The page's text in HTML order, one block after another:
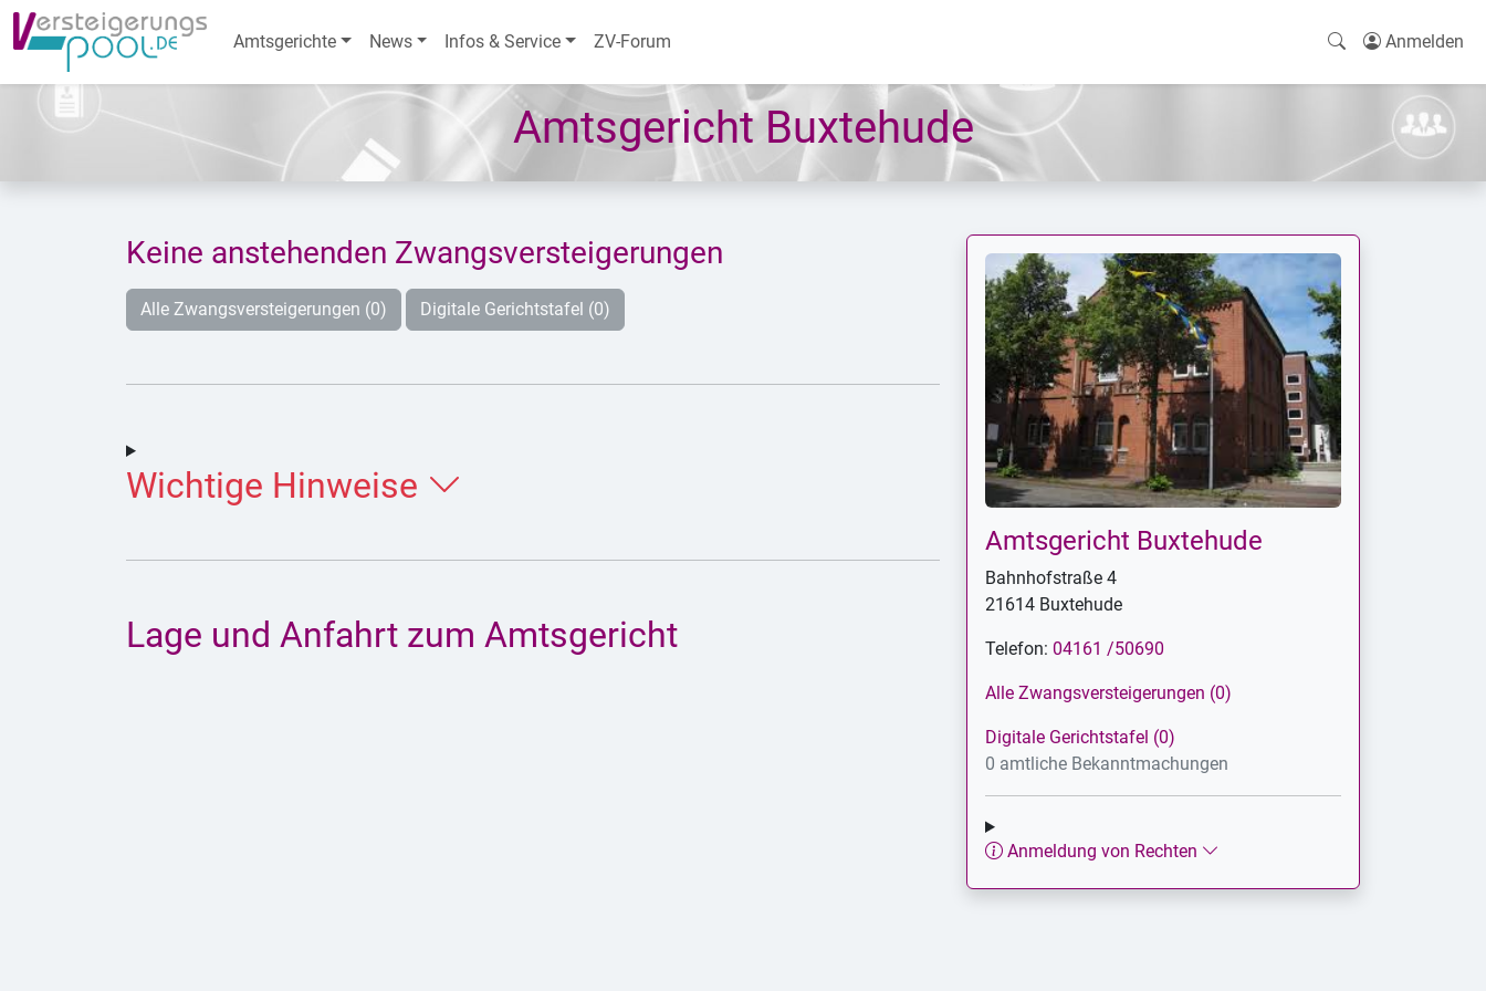
Amtsgerichte News Infos & Service ZV-Forum Anmelden
Amtsgericht Buxtehude
Keine anstehenden Zwangsversteigerungen
Alle Zwangsversteigerungen (0) Digitale Gerichtstafel (0)
Wichtige Hinweise
Lage und Anfahrt zum Amtsgericht
Amtsgericht Buxtehude
Bahnhofstraße 4
21614 Buxtehude
Telefon: 04161 /50690
Alle Zwangsversteigerungen (0)
Digitale Gerichtstafel (0)
0 amtliche Bekanntmachungen
Anmeldung von Rechten